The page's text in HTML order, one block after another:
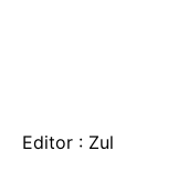
Editor : Zul